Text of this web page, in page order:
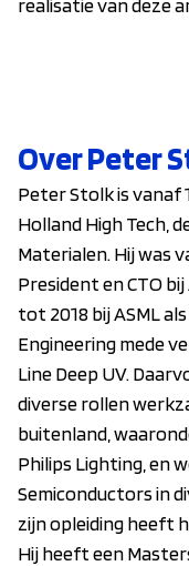
Over Peter
Peter Stolk is vanaf
Holland High Tech,
Materialen. Hij was
President en CTO
tot 2018 bij ASML
Engineering mede
Line Deep UV.
diverse rollen
buitenland,
Philips Lighting, en
Semiconductors in
zijn opleiding heeft
Hij heeft een